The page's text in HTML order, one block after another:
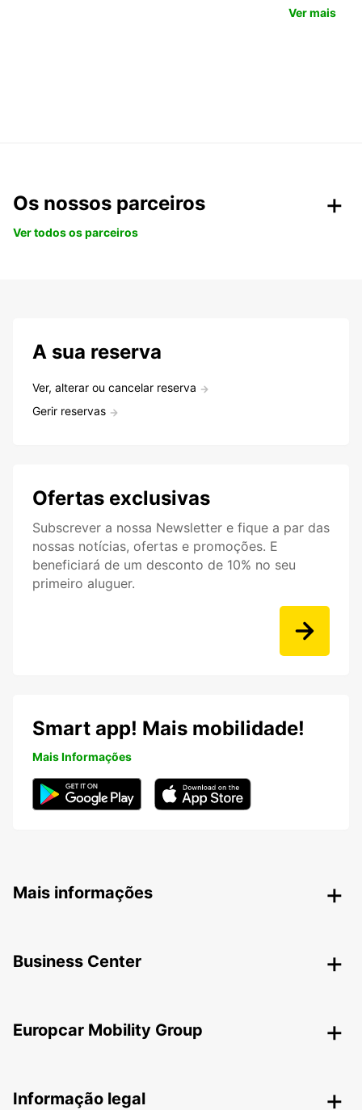
Ver mais
Os nossos parceiros
Ver todos os parceiros
A sua reserva
Ver, alterar ou cancelar reserva
Gerir reservas
Ofertas exclusivas
Subscrever a nossa Newsletter e fique a par das
nossas notícias, ofertas e promoções. E
beneficiará de um desconto de 10% no seu
primeiro aluguer.
Smart app! Mais mobilidade!
Mais Informações
Mais informações
Business Center
Europcar Mobility Group
Informação legal